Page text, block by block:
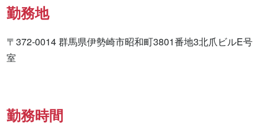
勤務地
〒372-0014 群馬県伊勢崎市昭和町3801番地3北爪ビルE号
室
勤務時間